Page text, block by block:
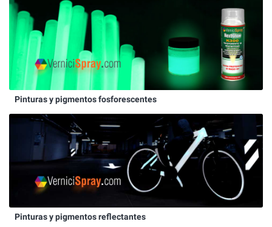
Pinturas y pigmentos fosforescentes
Pinturas y pigmentos reflectantes